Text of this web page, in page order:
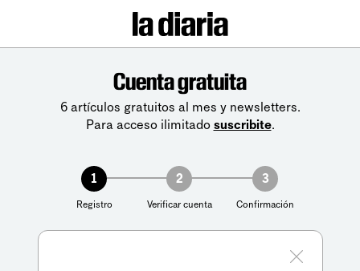
Cuenta gratuita
6 artículos gratuitos al mes y newsletters.
Para acceso ilimitado suscribite.
1
Registro
2
Verificar cuenta
3
Confirmación